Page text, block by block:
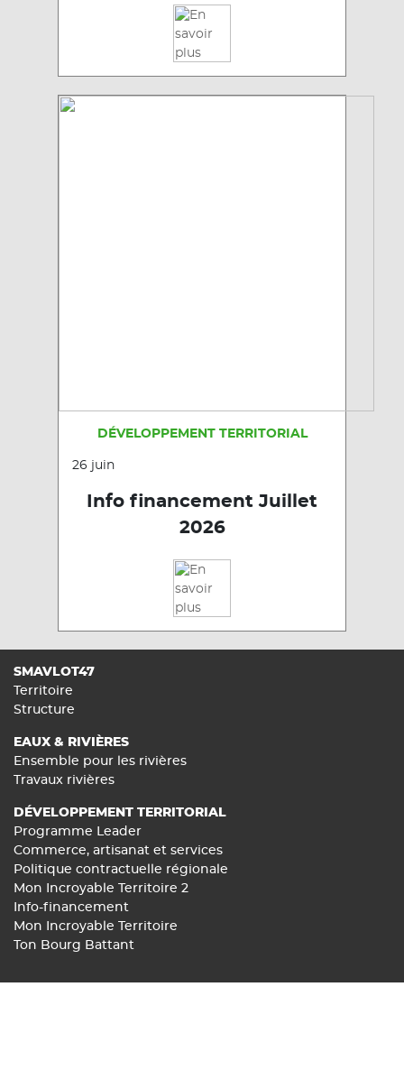
DÉVELOPPEMENT TERRITORIAL
26 juin
Info financement Juillet
2026
SMAVLOT47
Territoire
Structure
EAUX & RIVIÈRES
Ensemble pour les rivières
Travaux rivières
DÉVELOPPEMENT TERRITORIAL
Programme Leader
Commerce, artisanat et services
Politique contractuelle régionale
Mon Incroyable Territoire 2
Info-financement
Mon Incroyable Territoire
Ton Bourg Battant